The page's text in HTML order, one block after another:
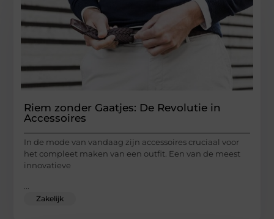
Riem zonder Gaatjes: De Revolutie in
Accessoires
In de mode van vandaag zijn accessoires cruciaal voor
het compleet maken van een outfit. Een van de meest
innovatieve
Zakelijk